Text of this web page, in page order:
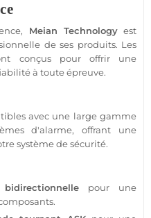
Meian Technologyest
de ses produits. Les
conçus pour offrir une
à toute épreuve.
avec une large gamme
d'alarme, offrant une
systèmedesécurité.
pour une